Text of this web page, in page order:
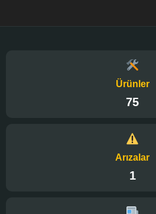
Ürünler
75
Arızalar
1